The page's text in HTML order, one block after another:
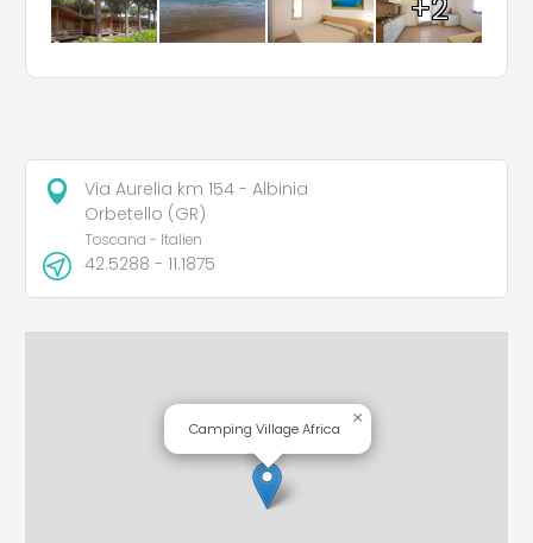
+2
Via Aurelia km 154 - Albinia
Orbetello (GR)
Toscana - Italien
42.5288 - 11.1875
Camping Village Africa
×